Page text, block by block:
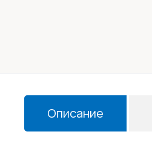
Описание